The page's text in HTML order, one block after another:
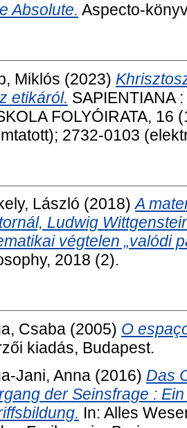
Absolute. Aspecto-
Miklós (2023)
etikáról. SAPIENTIANA
FOLYÓIRATA, 16
2732-0103
László (2018)A
Ludwig
végtelen „valódi
2018 (2).
Csaba (2005) O
kiadás, Budapest.
Jani, Anna (2016) Das
der Seinsfrage :
In: Alles